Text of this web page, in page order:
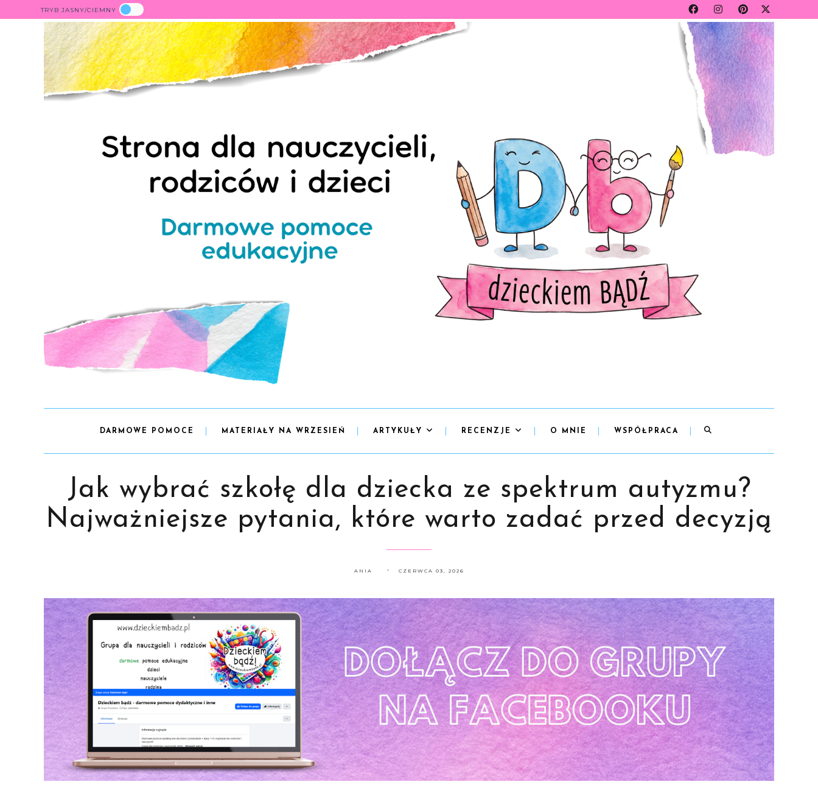
TRYB JASNY/CIEMNY
DARMOWE POMOCE MATERIAŁY NA WRZESIEŃ ARTYKUŁY RECENZJE O MNIE WSPÓŁPRACA
Jak wybrać szkołę dla dziecka ze spektrum autyzmu?
Najważniejsze pytania, które warto zadać przed decyzją
ANIA CZERWCA 03, 2026